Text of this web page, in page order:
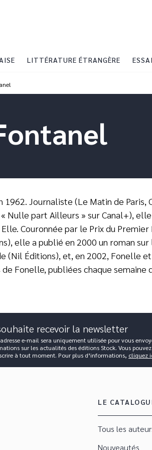
LITTÉRATURE ÉTRANGÈRE
1962. Journaliste (Le Matin de Paris,
Nulle part Ailleurs » sur Canal+),
Couronnée par le Prix du Premier
elle a publié en 2000 un roman
(Nil Éditions), et, en 2002, Fonelle
Fonelle, publiées chaque semaine
recevoir la newsletter
e-mail sera uniquement utilisée pour vous
sur les actualités des éditions Stock. Vous
à tout moment. Pour plus d’informations, cliquez
LE
Tous les
Nouveautés